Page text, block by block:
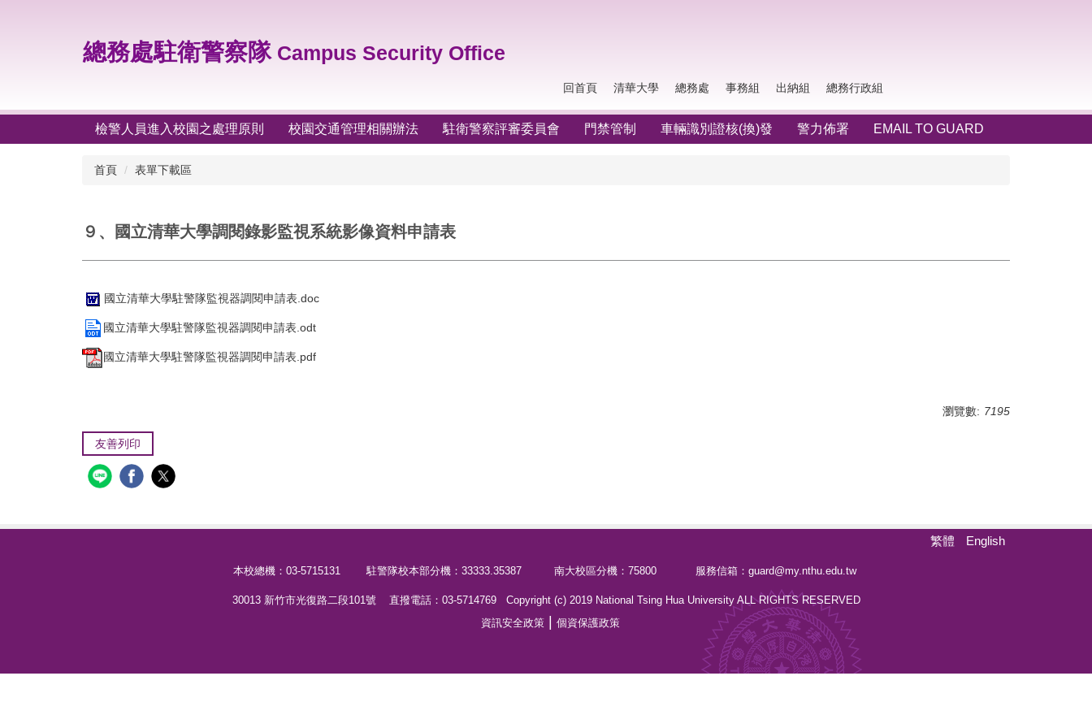
區
總務處駐衛警察隊 Campus Security Office
回首頁 清華大學 總務處 事務組 出納組 總務行政組
檢警人員進入校園之處理原則 校園交通管理相關辦法 駐衛警察評審委員會 門禁管制 車輛識別證核(換)發 警力佈署 EMAIL TO GUARD
首頁 表單下載區
９、國立清華大學調閱錄影監視系統影像資料申請表
國立清華大學駐警隊監視器調閱申請表.doc
國立清華大學駐警隊監視器調閱申請表.odt
國立清華大學駐警隊監視器調閱申請表.pdf
瀏覽數: 7195
友善列印
繁體 English
本校總機：03-5715131 駐警隊校本部分機：33333.35387 南大校區分機：75800 服務信箱：guard@my.nthu.edu.tw
30013 新竹市光復路二段101號 直撥電話：03-5714769 Copyright (c) 2019 National Tsing Hua University ALL RIGHTS RESERVED
資訊安全政策| 個資保護政策